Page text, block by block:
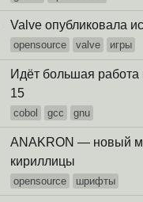
Valve опубликовала
opensource valve игры
Идёт большая работа
15
cobol gcc gnu
ANAKRON — новый
кириллицы
opensource шрифты